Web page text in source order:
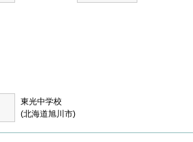
東光中学校
(北海道旭川市)